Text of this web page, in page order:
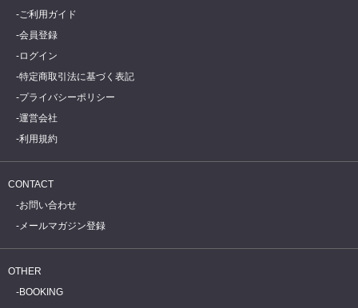
ご利用ガイド
会員登録
ログイン
特定商取引法に基づく表記
プライバシーポリシー
運営会社
利用規約
CONTACT
お問い合わせ
メールマガジン登録
OTHER
BOOKING